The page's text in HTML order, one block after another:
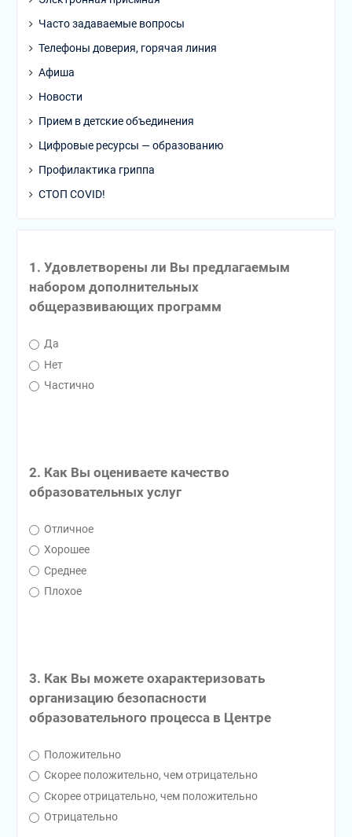
Часто задаваемые вопросы
Телефоны доверия, горячая линия
Афиша
Новости
Прием в детские объединения
Цифровые ресурсы — образованию
Профилактика гриппа
СТОП COVID!
1. Удовлетворены ли Вы предлагаемым
набором дополнительных
общеразвивающих программ
Да
Нет
Частично
2. Как Вы оцениваете качество
образовательных услуг
Отличное
Хорошее
Среднее
Плохое
3. Как Вы можете охарактеризовать
организацию безопасности
образовательного процесса в Центре
Положительно
Скорее положительно, чем отрицательно
Скорее отрицательно, чем положительно
Отрицательно